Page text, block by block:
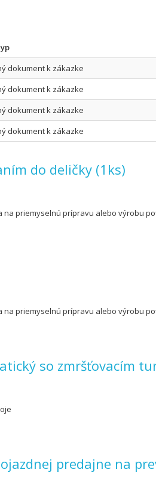
dokument k zákazke
dokument k zákazke
dokument k zákazke
dokument k zákazke
do deličky (1ks)
na priemyselnú prípravu alebo výrobu
na priemyselnú prípravu alebo výrobu
so zmršťovacím
predajne na